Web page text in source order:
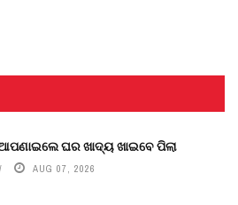
ଘର ଖାଦ୍ୟ ଖାଇବେ ପିଲା
AUG 07, 2026